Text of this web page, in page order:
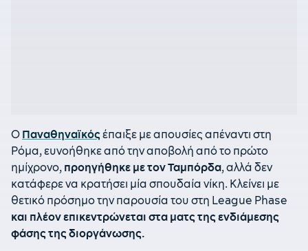
Ο Παναθηναϊκόςέπαιξε με απουσίες απέναντι στη
Ρόμα, ευνοήθηκε από την αποβολή από το πρώτο
ημίχρονο, προηγήθηκε με τον Ταμπόρδα, αλλά δεν
κατάφερε να κρατήσει μία σπουδαία νίκη. Κλείνει με
θετικό πρόσημο την παρουσία του στη League Phase
και πλέον επικεντρώνεται στα ματς της ενδιάμεσης
φάσης της διοργάνωσης.